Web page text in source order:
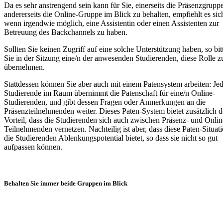
Da es sehr anstrengend sein kann für Sie, einerseits die
andererseits die Online-Gruppe im Blick zu behalten, empfiehlt es
wenn irgendwie möglich, eine Assistentin oder einen Assistenten zur
Betreuung des Backchannels zu haben.
Sollten Sie keinen Zugriff auf eine solche Unterstützung haben, so
Sie in der Sitzung eine/n der anwesenden Studierenden, diese Rolle
übernehmen.
Stattdessen können Sie aber auch mit einem Patensystem arbeiten:
Studierende im Raum übernimmt die Patenschaft für eine/n Online-
Studierenden, und gibt dessen Fragen oder Anmerkungen an die
Präsenzteilnehmenden weiter. Dieses Paten-System bietet zusätzlich
Vorteil, dass die Studierenden sich auch zwischen Präsenz- und
Teilnehmenden vernetzen. Nachteilig ist aber, dass diese Paten-
die Studierenden Ablenkungspotential bietet, so dass sie nicht so gut
aufpassen können.
Behalten Sie immer beide Gruppen im Blick